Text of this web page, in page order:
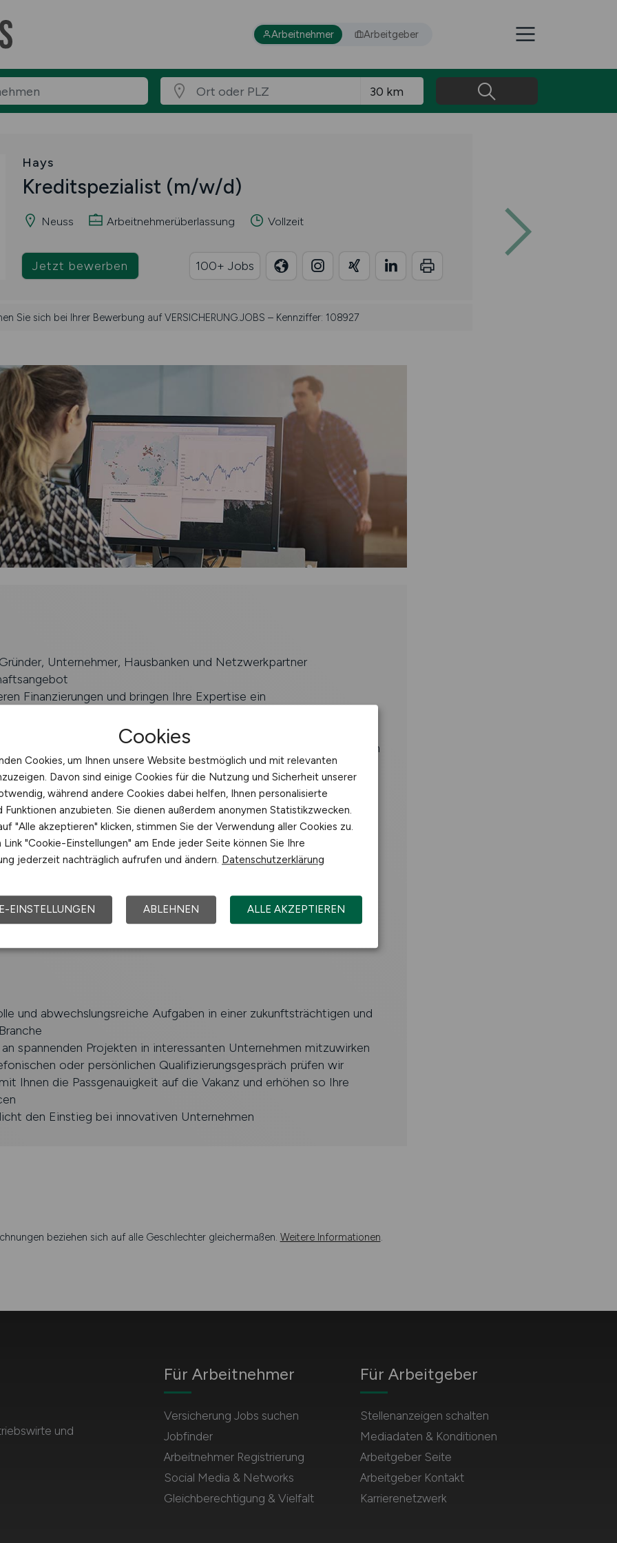
Arbeitnehmer Arbeitgeber
Hays
Kreditspezialist (m/w/d)
Neuss Arbeitnehmerüberlassung Vollzeit
Jetzt bewerben 100+ Jobs
Sie sich bei Ihrer Bewerbung auf VERSICHERUNG.JOBS – Kennziffer: 108927
Unternehmer, Hausbanken und Netzwerkpartner
Finanzierungen und bringen Ihre Expertise ein
und Anträge und bewerten wirtschaftliche Situationen
uns auf Sprechtagen der Kammern, Messen und Veranstaltungen
und Persönlichkeit
Bankausbildung und/oder Studium
im Firmen- oder Gewerbekundengeschäft
Flexibilität, Zuverlässigkeit und Eigeninitiative
und partnerschaftlicher Umgang
und abwechslungsreiche Aufgaben in einer zukunftsträchtigen und
spannenden Projekten in interessanten Unternehmen mitzuwirken
oder persönlichen Qualifizierungsgespräch prüfen wir
Ihnen die Passgenauigkeit auf die Vakanz und erhöhen so Ihre
den Einstieg bei innovativen Unternehmen
beziehen sich auf alle Geschlechter gleichermaßen. Weitere Informationen.
und
Für Arbeitnehmer
Versicherung Jobs suchen
Jobfinder
Arbeitnehmer Registrierung
Social Media & Networks
Gleichberechtigung & Vielfalt
Für Arbeitgeber
Stellenanzeigen schalten
Mediadaten & Konditionen
Arbeitgeber Seite
Arbeitgeber Kontakt
Karrierenetzwerk
Cookies
Cookies, um Ihnen unsere Website bestmöglich und mit relevanten
Davon sind einige Cookies für die Nutzung und Sicherheit unserer
während andere Cookies dabei helfen, Ihnen personalisierte
Funktionen anzubieten. Sie dienen außerdem anonymen Statistikzwecken.
"Alle akzeptieren" klicken, stimmen Sie der Verwendung aller Cookies zu.
"Cookie-Einstellungen" am Ende jeder Seite können Sie Ihre
jederzeit nachträglich aufrufen und ändern. Datenschutzerklärung
EINSTELLUNGEN ABLEHNEN ALLE AKZEPTIEREN